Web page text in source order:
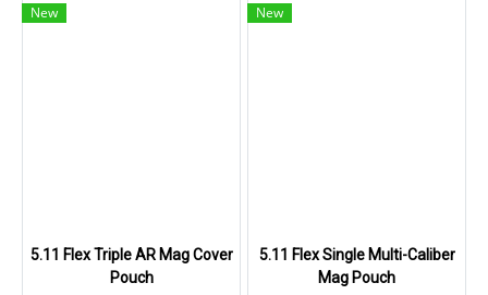
New
5.11 Flex Triple AR Mag Cover
Pouch
New
5.11 Flex Single Multi-Caliber
Mag Pouch